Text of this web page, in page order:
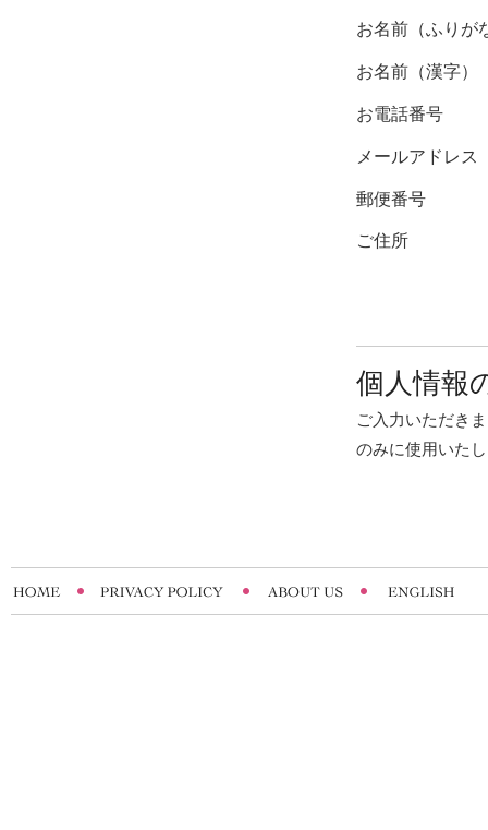
お名前（ふりが
お名前（漢字）
お電話番号
メールアドレス
郵便番号
ご住所
個人情報
ご入力いただき
のみに使用いた